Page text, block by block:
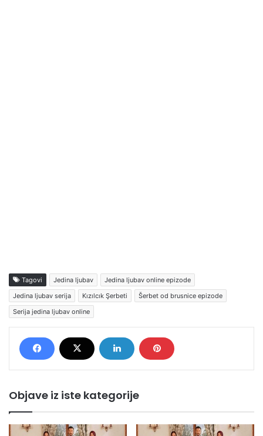
Tagovi Jedina ljubav
Jedina ljubav online epizode
Jedina ljubav serija
Kızılcık Şerbeti
Šerbet od brusnice epizode
Serija jedina ljubav online
Objave iz iste kategorije